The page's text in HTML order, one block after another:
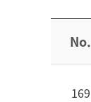
No.
169